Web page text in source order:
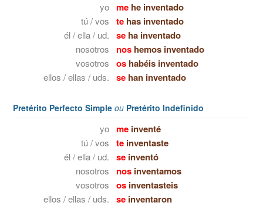
yo mehe inventado
tú / vos tehas inventado
él / ella / ud. seha inventado
nosotros noshemos inventado
vosotros oshabéis inventado
ellos / ellas / uds. sehan inventado
Pretérito Perfecto Simple ou Pretérito Indefinido
yo meinventé
tú / vos teinventaste
él / ella / ud. seinventó
nosotros nosinventamos
vosotros osinventasteis
ellos / ellas / uds. seinventaron